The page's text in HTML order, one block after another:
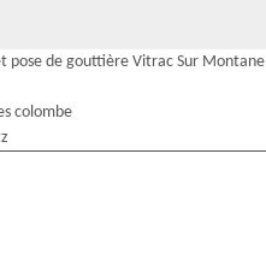
pose de gouttière Vitrac Sur Montane
colombe